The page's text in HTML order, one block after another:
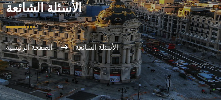
الأسئلة الشائعة
الصفحة الرئيسية الأسئلة الشائعة